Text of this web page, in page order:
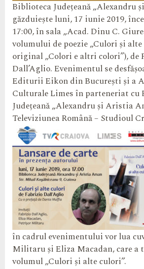
Biblioteca Județeană „Alexandru
găzduiește luni, 17 iunie 2019,
17:00, în sala „Acad. Dinu C.
volumului de poezie „Culori şi
original „Colori e altri colori”), de
Dall’Aglio. Evenimentul se
Editurii Eikon din Bucureşti şi a
Culturale Limes în parteneriat cu
Județeană „Alexandru și Aristia
Televiziunea Română – Studioul
în cadrul evenimentului vor lua
Militaru şi Eliza Macadan, care
volumul „Culori şi alte culori”.